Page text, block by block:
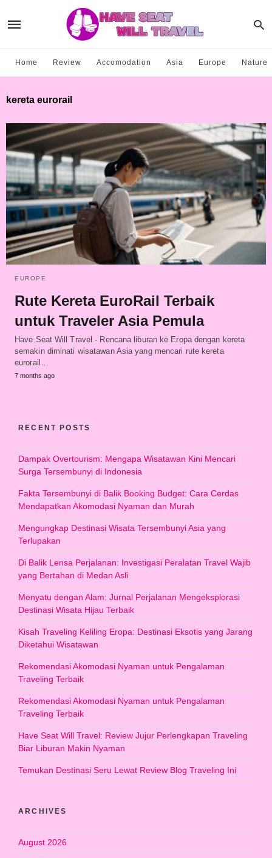
Home Review Accomodation Asia Europe Nature
kereta eurorail
EUROPE
Rute Kereta EuroRail Terbaik
untuk Traveler Asia Pemula
Have Seat Will Travel - Rencana liburan ke Eropa dengan kereta
semakin diminati wisatawan Asia yang mencari rute kereta
eurorail…
7 months ago
RECENT POSTS
Dampak Overtourism: Mengapa Wisatawan Kini Mencari
Surga Tersembunyi di Indonesia
Fakta Tersembunyi di Balik Booking Budget: Cara Cerdas
Mendapatkan Akomodasi Nyaman dan Murah
Mengungkap Destinasi Wisata Tersembunyi Asia yang
Terlupakan
Di Balik Lensa Perjalanan: Investigasi Peralatan Travel Wajib
yang Bertahan di Medan Asli
Menyatu dengan Alam: Jurnal Perjalanan Mengeksplorasi
Destinasi Wisata Hijau Terbaik
Kisah Traveling Keliling Eropa: Destinasi Eksotis yang Jarang
Diketahui Wisatawan
Rekomendasi Akomodasi Nyaman untuk Pengalaman
Traveling Terbaik
Rekomendasi Akomodasi Nyaman untuk Pengalaman
Traveling Terbaik
Have Seat Will Travel: Review Jujur Perlengkapan Traveling
Biar Liburan Makin Nyaman
Temukan Destinasi Seru Lewat Review Blog Traveling Ini
ARCHIVES
August 2026